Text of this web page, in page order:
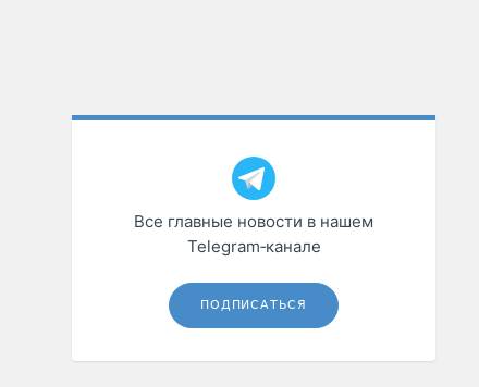
Все главные новости в нашем
Telegram‑канале
ПОДПИСАТЬСЯ